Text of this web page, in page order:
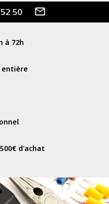
50
à 72h
entière
d'achat